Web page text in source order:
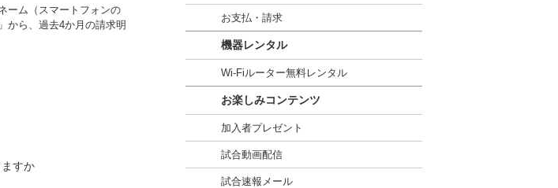
お支払・請求
機器レンタル
Wi-Fiルーター無料レンタル
お楽しみコンテンツ
加入者プレゼント
試合動画配信
試合速報メール
ーム（スマートフォンの
から、過去4か月の請求明
すか